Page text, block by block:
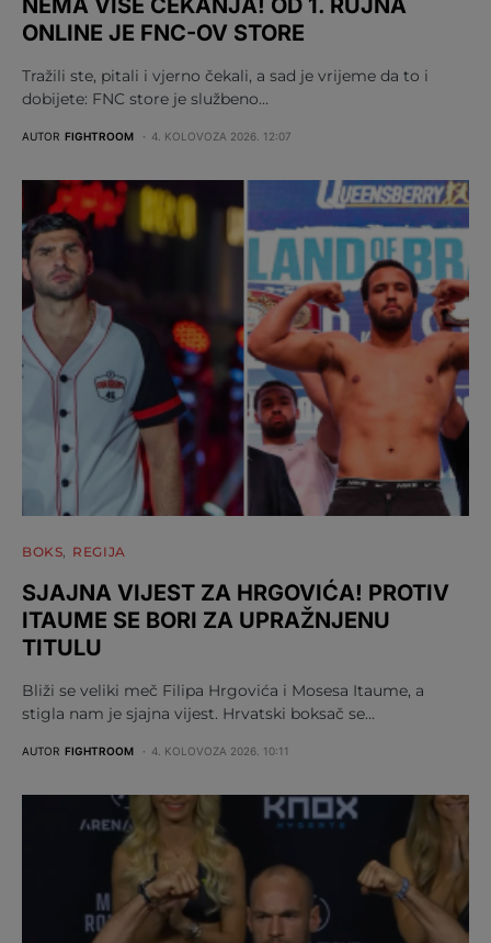
NEMA VIŠE ČEKANJA! OD 1. RUJNA
ONLINE JE FNC-OV STORE
Tražili ste, pitali i vjerno čekali, a sad je vrijeme da to i
dobijete: FNC store je službeno…
AUTOR FIGHTROOM 4. KOLOVOZA 2026. 12:07
BOKS REGIJA
SJAJNA VIJEST ZA HRGOVIĆA! PROTIV
ITAUME SE BORI ZA UPRAŽNJENU
TITULU
Bliži se veliki meč Filipa Hrgovića i Mosesa Itaume, a
stigla nam je sjajna vijest. Hrvatski boksač se…
AUTOR FIGHTROOM 4. KOLOVOZA 2026. 10:11